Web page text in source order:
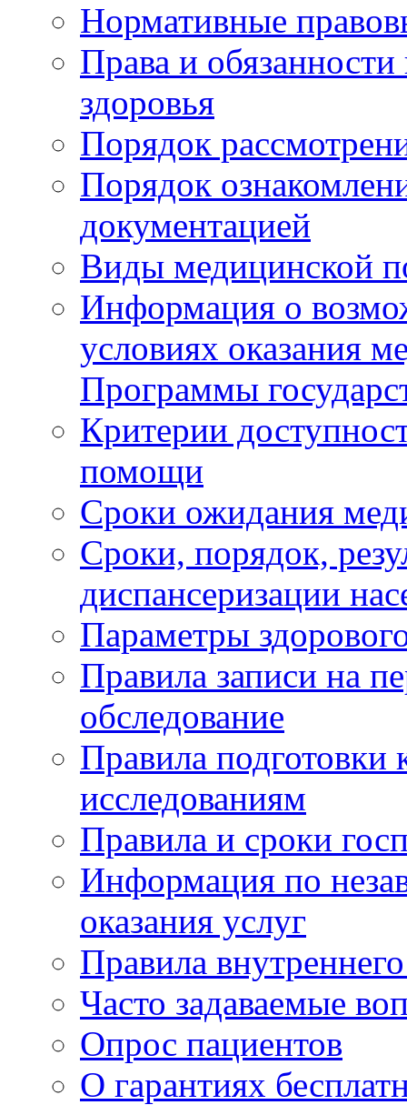
Нормативные
Права и
здоровья
Порядок
Порядок
документацией
Виды медицинской
Информация о
условиях оказания
Программы
Критерии
помощи
Сроки ожидания
Сроки, порядок,
диспансеризации
Параметры
Правила записи на
обследование
Правила подготовки
исследованиям
Правила и сроки
Информация по
оказания услуг
Правила
Часто задаваемые
Опрос пациентов
О гарантиях